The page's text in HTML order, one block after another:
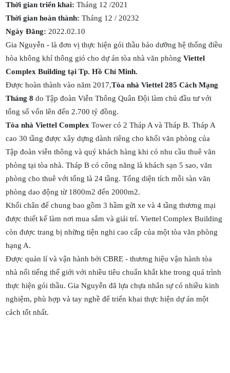
Thời gian triển khai: Tháng 12 /2021
Thời gian hoàn thành: Tháng 12 / 20232
Ngày Đăng: 2022.02.10
Gia Nguyễn - là đơn vị thực hiện gói thầu bảo dưỡng hệ thống điều
hòa không khí thông gió cho dự án tòa nhà văn phòngViettel
Complex Building tại Tp. Hồ Chí Minh.
Được hoàn thành vào năm 2017,Tòa nhà Viettel 285 Cách Mạng
Tháng 8 do Tập đoàn Viễn Thông Quân Đội làm chủ đầu tư với
tổng số vốn lên đến 2.700 tỷ đồng.
Tòa nhà Viettel Complex Tower có 2 Tháp A và Tháp B. Tháp A
cao 30 tầng được xây dựng dành riêng cho khối văn phòng của
Tập đoàn viễn thông và quý khách hàng khi có nhu cầu thuê văn
phòng tại tòa nhà. Tháp B có công năng là khách sạn 5 sao, văn
phòng cho thuê với tổng là 24 tầng. Tổng diện tích mỗi sàn văn
phòng dao động từ 1800m2 đến 2000m2.
Khối chân đế chung bao gồm 3 hầm gửi xe và 4 tầng thương mại
được thiết kế làm nơi mua sắm và giải trí. Viettel Complex Building
còn được trang bị những tiện nghi cao cấp của một tòa văn phòng
hạng A.
Được quản lí và vận hành bởi CBRE - thương hiệu vận hành tòa
nhà nổi tiếng thế giới với nhiều tiêu chuẩn khắt khe trong quá trình
thực hiện gói thầu. Gia Nguyễn đã lựa chựa nhân sự có nhiều kinh
nghiệm, phù hợp và tay nghề để triển khai thực hiện dự án một
cách tốt nhất.